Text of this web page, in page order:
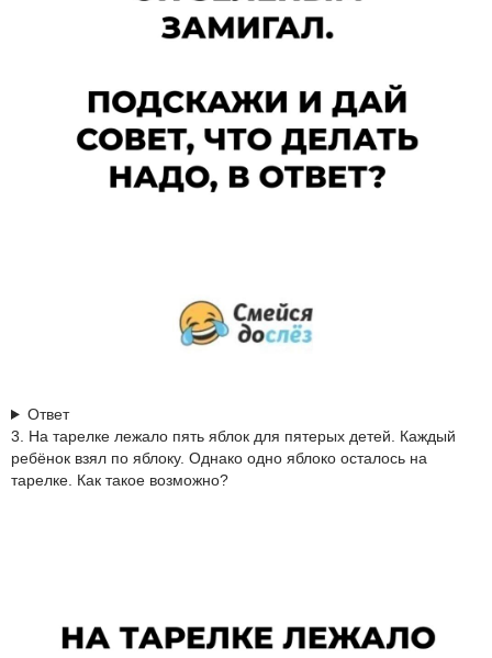
Ответ
3. На тарелке лежало пять яблок для пятерых детей. Каждый
ребёнок взял по яблоку. Однако одно яблоко осталось на
тарелке. Как такое возможно?